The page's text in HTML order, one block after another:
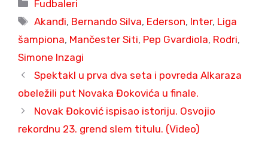
Fudbaleri
Tags
Akanđi, Bernando Silva, Ederson, Inter, Liga
šampiona, Mančester Siti, Pep Gvardiola, Rodri,
Simone Inzagi
Spektakl u prva dva seta i povreda Alkaraza
obeležili put Novaka Đokovića u finale.
Novak Đoković ispisao istoriju. Osvojio
rekordnu 23. grend slem titulu. (Video)